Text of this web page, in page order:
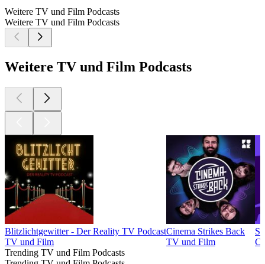
Weitere TV und Film Podcasts
Weitere TV und Film Podcasts
Weitere TV und Film Podcasts
Blitzlichtgewitter - Der Reality TV Podcast
TV und Film
Cinema Strikes Back
TV und Film
Trending TV und Film Podcasts